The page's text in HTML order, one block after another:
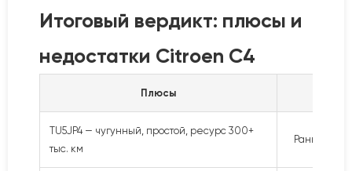
Итоговый вердикт: плюсы и
недостатки Citroen C4
Плюсы
TU5JP4 — чугунный, простой, ресурс 300+
тыс. км
Ранний